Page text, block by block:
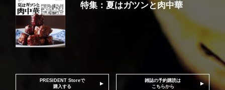
特集：夏はガツンと肉中華
PRESIDENT Storeで
購入する
雑誌の予約購読は
こちらから